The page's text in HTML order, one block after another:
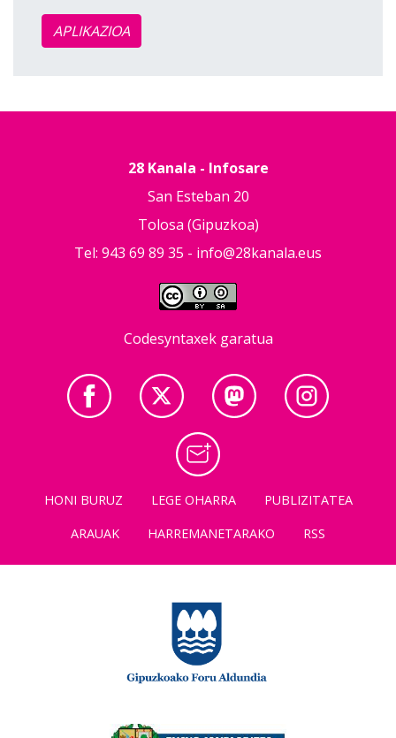
APLIKAZIOA
28 Kanala - Infosare
San Esteban 20
Tolosa (Gipuzkoa)
Tel: 943 69 89 35 - info@28kanala.eus
Codesyntaxek garatua
HONI BURUZ LEGE OHARRA
PUBLIZITATEA
ARAUAK
HARREMANETARAKO RSS